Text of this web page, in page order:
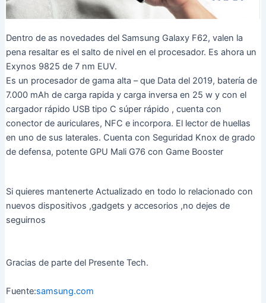
Dentro de as novedades del Samsung Galaxy F62, valen la
pena resaltar es el salto de nivel en el procesador. Es ahora un
Exynos 9825 de 7 nm EUV.
Es un procesador de gama alta – que Data del 2019, batería de
7.000 mAh de carga rapida y carga inversa en 25 w y con el
cargador rápido USB tipo C súper rápido , cuenta con
conector de auriculares, NFC e incorpora. El lector de huellas
en uno de sus laterales. Cuenta con Seguridad Knox de grado
de defensa, potente GPU Mali G76 con Game Booster
Si quieres mantenerte Actualizado en todo lo relacionado con
nuevos dispositivos ,gadgets y accesorios ,no dejes de
seguirnos
Gracias de parte del Presente Tech.
Fuente:samsung.com